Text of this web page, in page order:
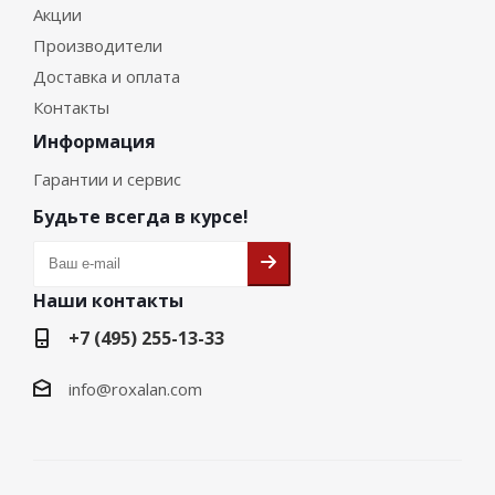
Акции
Производители
Доставка и оплата
Контакты
Информация
Гарантии и сервис
Будьте всегда в курсе!
Наши контакты
+7 (495) 255-13-33
info@roxalan.com